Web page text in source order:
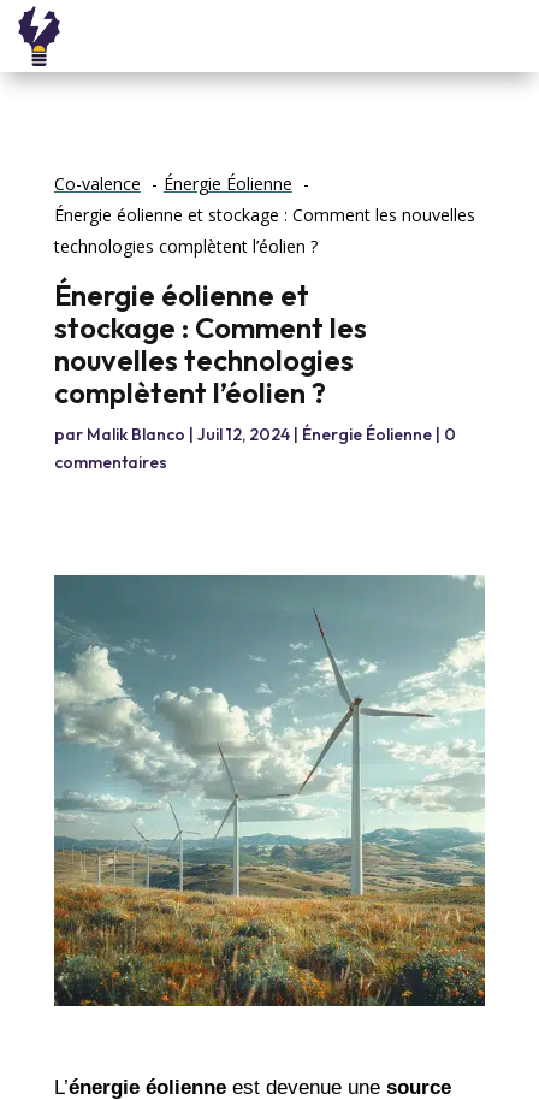
Co-valence
Énergie Éolienne
Énergie éolienne et stockage : Comment les nouvelles
technologies complètent l’éolien ?
Énergie éolienne et
stockage : Comment les
nouvelles technologies
complètent l’éolien ?
par Malik Blanco | Juil 12, 2024| Énergie Éolienne| 0
commentaires
L’énergie éolienneest devenue une source